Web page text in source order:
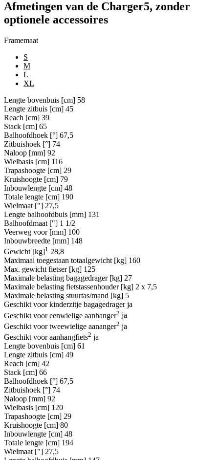
Afmetingen van de Charger5, zonder
optionele accessoires
Framemaat
S
M
L
XL
Lengte bovenbuis [cm] 58
Lengte zitbuis [cm] 45
Reach [cm] 39
Stack [cm] 65
Balhoofdhoek [°] 67,5
Zitbuishoek [°] 74
Naloop [mm] 92
Wielbasis [cm] 116
Trapashoogte [cm] 29
Kruishoogte [cm] 79
Inbouwlengte [cm] 48
Totale lengte [cm] 190
Wielmaat ["] 27,5
Lengte balhoofdbuis [mm] 131
Balhoofdmaat ["] 1 1/2
Veerweg voor [mm] 100
Inbouwbreedte [mm] 148
Gewicht [kg]1 28,8
Maximaal toegestaan totaalgewicht [kg] 160
Max. gewicht fietser [kg] 125
Maximale belasting bagagedrager [kg] 27
Maximale belasting fietstassenhouder [kg] 2 x 7,5
Maximale belasting stuurtas/mand [kg] 5
Geschikt voor kinderzitje bagagedrager ja
Geschikt voor eenwielige aanhanger2 ja
Geschikt voor tweewielige aananger2 ja
Geschikt voor aanhangfiets2 ja
Lengte bovenbuis [cm] 61
Lengte zitbuis [cm] 49
Reach [cm] 42
Stack [cm] 66
Balhoofdhoek [°] 67,5
Zitbuishoek [°] 74
Naloop [mm] 92
Wielbasis [cm] 120
Trapashoogte [cm] 29
Kruishoogte [cm] 80
Inbouwlengte [cm] 48
Totale lengte [cm] 194
Wielmaat ["] 27,5